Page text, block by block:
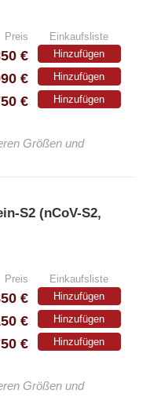
Preis Einkaufsliste
€ Hinzufügen
€ Hinzufügen
€ Hinzufügen
Größen und
S2 (nCoV-S2,
Preis Einkaufsliste
€ Hinzufügen
€ Hinzufügen
€ Hinzufügen
Größen und